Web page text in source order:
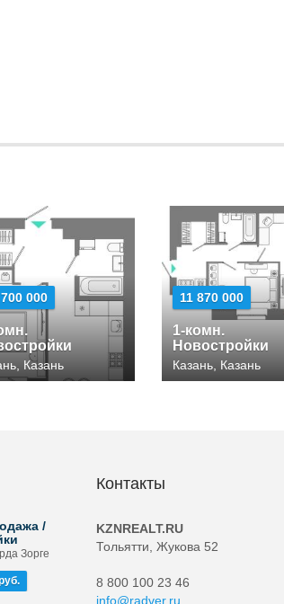
000
Казань
11 870 000
1-комн.
Новостройки
Казань, Казань
/
Зорге
Контакты
KZNREALT.RU
Тольятти, Жукова 52
8 800 100 23 46
info@radver.ru